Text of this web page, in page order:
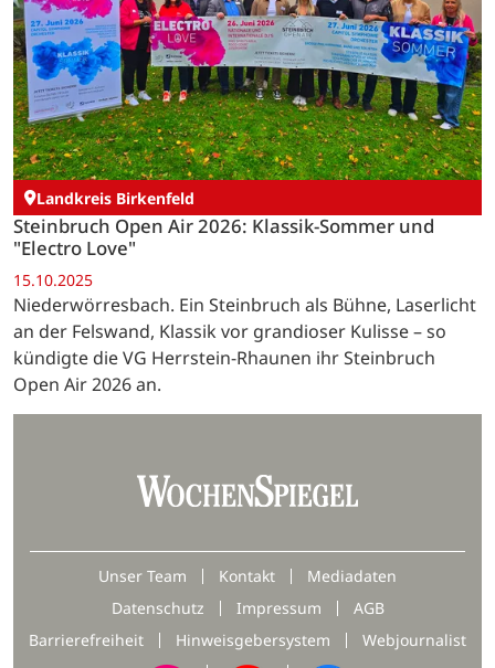
Landkreis Birkenfeld
Steinbruch Open Air 2026: Klassik-Sommer und
"Electro Love"
15.10.2025
Niederwörresbach. Ein Steinbruch als Bühne, Laserlicht
an der Felswand, Klassik vor grandioser Kulisse – so
kündigte die VG Herrstein-Rhaunen ihr Steinbruch
Open Air 2026 an.
Unser Team Kontakt
Mediadaten
Datenschutz
Impressum
AGB
Barrierefreiheit
Hinweisgebersystem Webjournalist